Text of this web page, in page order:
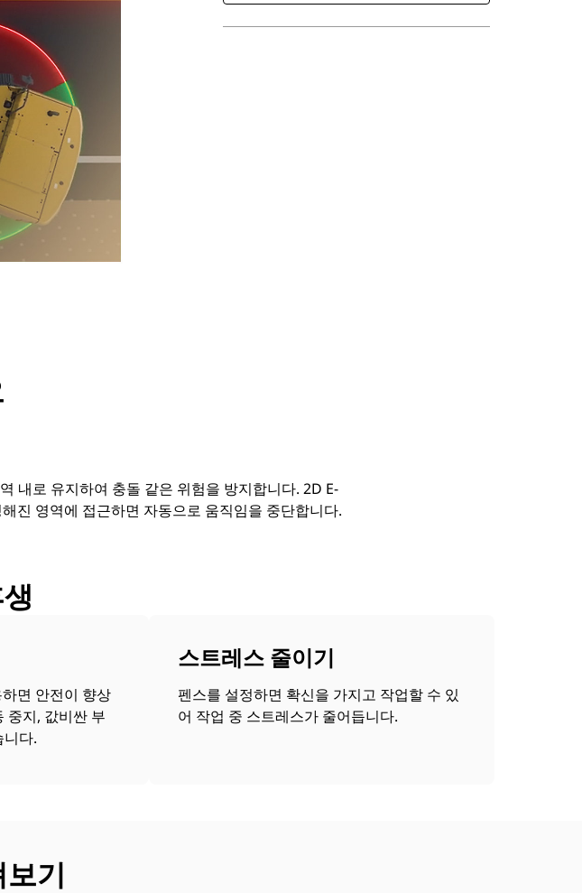
내로 유지하여 충돌 같은 위험을 방지합니다. 2D E-
진 영역에 접근하면 자동으로 움직임을 중단합니다.
면 안전이 향상
중지, 값비싼 부
다.
스트레스 줄이기
펜스를 설정하면 확신을 가지고 작업할 수 있
어 작업 중 스트레스가 줄어듭니다.
보기